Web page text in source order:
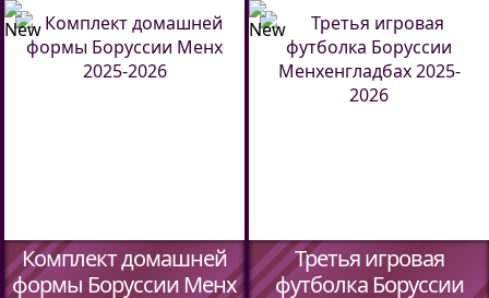
Комплект домашней
формы Боруссии Менх
Третья игровая
футболка Боруссии